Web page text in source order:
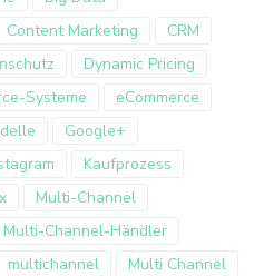
Content Marketing
CRM
Dynamic Pricing
Systeme
eCommerce
Google+
Kaufprozess
Multi-Channel
Multi-Channel-Händler
multichannel
Multi Channel